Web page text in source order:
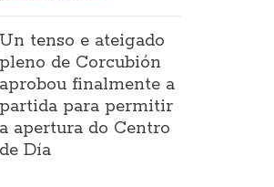
Un tenso e ateigado
pleno de Corcubión
aprobou finalmente a
partida para permitir
a apertura do Centro
de Día